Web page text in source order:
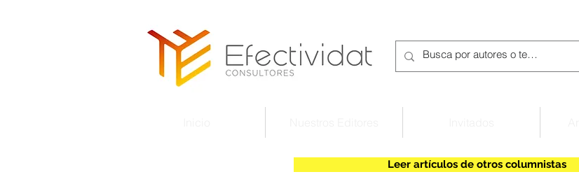
Leer artículos de otros columnistas